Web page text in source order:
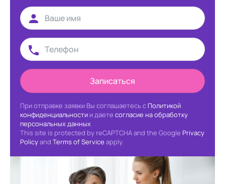
Записаться
При отправке заявки Вы соглашаетесь с Политикой
конфиденциальности и даете согласие на обработку
персональных данных
This site is protected by reCAPTCHA and the Google Privacy
Policyand Terms of Service apply.